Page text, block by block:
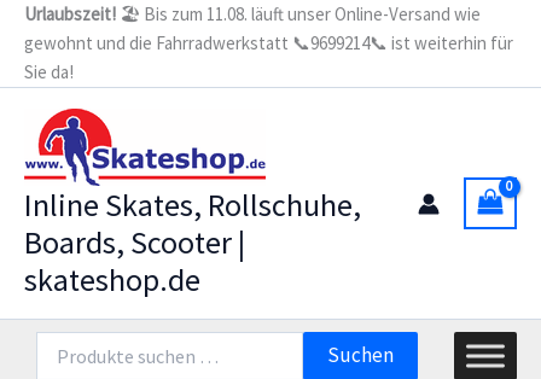
Zum
Inhalt
springen
Urlaubszeit! 🏖️ Bis zum 11.08. läuft unser Online-Versand wie
gewohnt und die Fahrradwerkstatt 📞9699214📞 ist weiterhin für
Sie da!
Inline Skates, Rollschuhe,
Boards, Scooter |
skateshop.de
nach:
Suchen
Street
Scooter,
red
Menge